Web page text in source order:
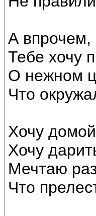
А впрочем,
Тебе хочу
О нежном
Что
Хочу
Хочу
Мечтаю
Что